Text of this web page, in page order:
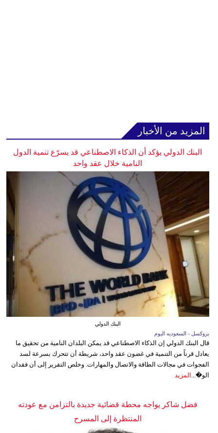
المزيد من الأخبار
البنك الدولي يؤكد أن الذكاء الاصطناعي قد يسرّع تنمية الدول
النامية خلال عقد واحد
البنك الدولي
بروكسل - السعوديه اليوم
قال البنك الدولي إن الذكاء الاصطناعي قد يمكن البلدان النامية من تحقيق ما
يعادل قرناً من التنمية في غضون عقد واحد، شريطة أن تتحرك بسرعة لسد
الفجوات في مجالات الطاقة والاتصال والمهارات. وخلص التقرير إلى أن فقدان
الو�...
المزيد
فضل شاكر يواجه محطة قضائية جديدة بالتزامن مع عودته
المنتظرة إلى المسرح